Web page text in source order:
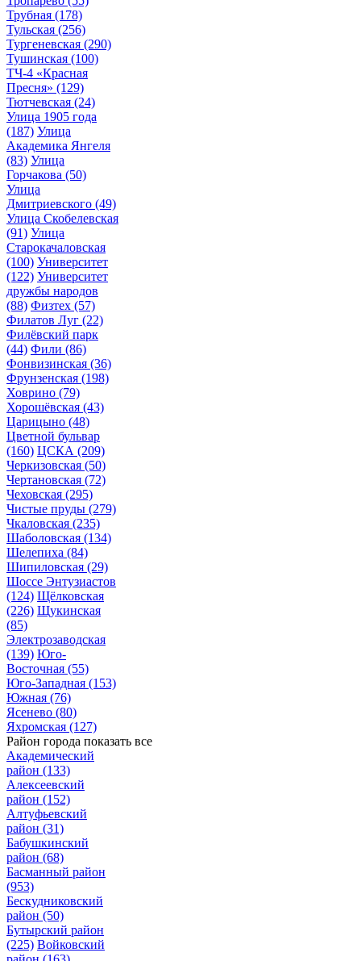
Трубная (178)
Тульская (256)
Тургеневская (290)
Тушинская (100)
ТЧ-4 «Красная
Пресня» (129)
Тютчевская (24)
Улица 1905 года
(187) Улица
Академика Янгеля
(83) Улица
Горчакова (50)
Улица
Дмитриевского (49)
Улица Скобелевская
(91) Улица
Старокачаловская
(100) Университет
(122) Университет
дружбы народов
(88) Физтех (57)
Филатов Луг (22)
Филёвский парк
(44) Фили (86)
Фонвизинская (36)
Фрунзенская (198)
Ховрино (79)
Хорошёвская (43)
Царицыно (48)
Цветной бульвар
(160) ЦСКА (209)
Черкизовская (50)
Чертановская (72)
Чеховская (295)
Чистые пруды (279)
Чкаловская (235)
Шаболовская (134)
Шелепиха (84)
Шипиловская (29)
Шоссе Энтузиастов
(124) Щёлковская
(226) Щукинская
(85)
Электрозаводская
(139) Юго-
Восточная (55)
Юго-Западная (153)
Южная (76)
Ясенево (80)
Яхромская (127)
Район города показать все
Академический
район (133)
Алексеевский
район (152)
Алтуфьевский
район (31)
Бабушкинский
район (68)
Басманный район
(953)
Бескудниковский
район (50)
Бутырский район
(225) Войковский